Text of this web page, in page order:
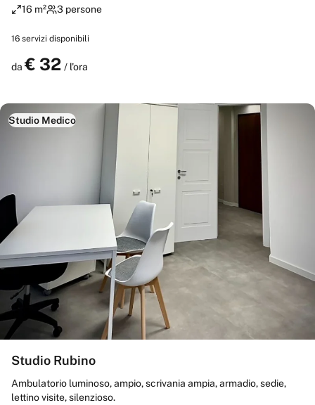
16 m² 3 persone
16 servizi disponibili
da € 32 / l'ora
Studio Medico
Studio Rubino
Ambulatorio luminoso, ampio, scrivania ampia, armadio, sedie,
lettino visite, silenzioso.